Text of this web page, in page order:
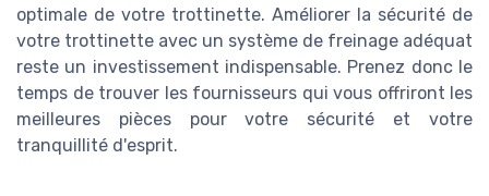
optimale de votre trottinette. Améliorer la sécurité de
votre trottinette avec un système de freinage adéquat
reste un investissement indispensable. Prenez donc le
temps de trouver les fournisseurs qui vous offriront les
meilleures pièces pour votre sécurité et votre
tranquillité d'esprit.